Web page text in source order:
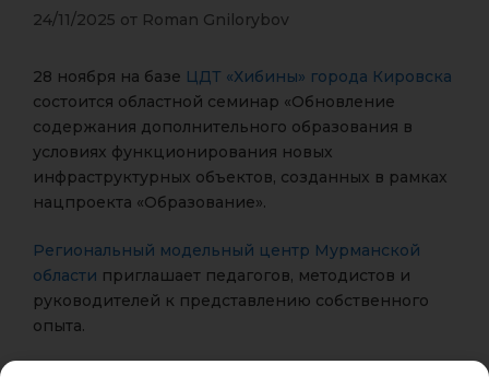
24/11/2025 от Roman Gnilorybov
28 ноября на базе ЦДТ «Хибины» города Кировска
состоится областной семинар «Обновление
содержания дополнительного образования в
условиях функционирования новых
инфраструктурных объектов, созданных в рамках
нацпроекта «Образование».
Региональный модельный центр Мурманской
области приглашает педагогов, методистов и
руководителей к представлению собственного
опыта.